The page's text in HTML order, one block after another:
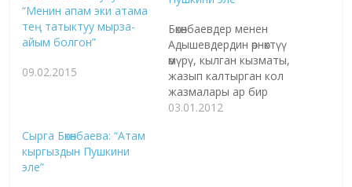
“Менин апам эки атама
тең татыктуу мырза-
айым болгон”
09.02.2015
Бөкөнбаевдер менен
Адышевдердин өрнөктүү
өмүрү, кылган кызматы,
жазып калтырган кол
жазмалары ар бир
окурмандын кулагына
03.01.2012
Сырга Бөкөнбаева: “Атам
кыргыздын Пушкини
эле”